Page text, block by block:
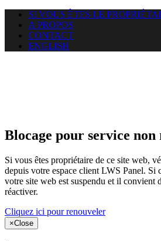
SI VOUS ÊTES LE
A PROPOS
CONTACT
ENGLISH
Blocage pour service non
Si vous êtes propriétaire de ce site web,
depuis votre espace client LWS Panel. Si
votre site web est suspendu et il convient
réactiver.
Cliquez ici pour renouveler
×Close